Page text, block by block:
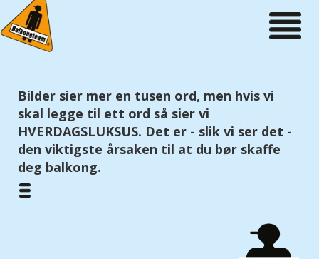
Toggle
navigation
Bilder sier mer en tusen ord, men hvis vi
skal legge til ett ord så sier vi
HVERDAGSLUKSUS. Det er - slik vi ser det -
den viktigste årsaken til at du bør skaffe
deg balkong.